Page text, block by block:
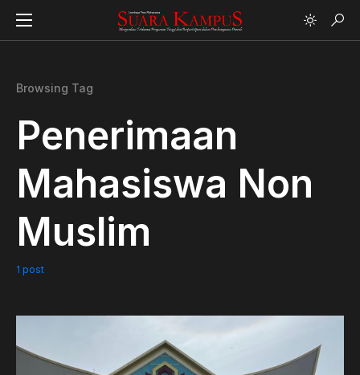
Browsing Tag
Penerimaan
Mahasiswa Non
Muslim
1 post